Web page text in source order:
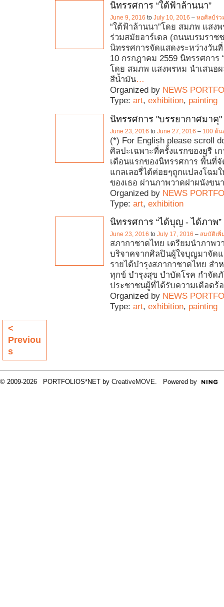
นิทรรศการ “ใต้ฟ้าล้านนา”
June 9, 2016 to July 10, 2016 – หอศิลป์ร่ว
“ใต้ฟ้าล้านนา”โดย สมภพ แส
ร่วมสมัยอาร์เดล (ถนนบรมราช
นิทรรศการจัดแสดงระหว่างวัน
10 กรกฎาคม 2559 นิทรรศการ
โดย สมภพ แสงพรหม นำเสนอ
สีน้ำมัน…
Organized by NEWS
Type: art, exhibition, painting
นิทรรศการ "บรรยากาศมาคุ"
June 23, 2016 to June 27, 2016 – 100 ต้น
(*) For English please scroll
ศิลปะเฉพาะที่ครั้งแรกของยุรี เ
เดือนแรกของนิทรรศการ พื้นที่
แกลเลอรี่ได้ค่อยๆถูกแปลงโฉม
ของเธอ ผ่านภาพวาดฝาผนังขน
Organized by NEWS
Type: art, exhibition
นิทรรศการ “ได้บุญ - ได้ภาพ”
June 23, 2016 to July 17, 2016 – สมบัติเพิ่
สภากาชาดไทย เตรียมนำภาพว
บริจาคจากศิลปินผู้ใจบุญมาจัดแ
รายได้บำรุงสภากาชาดไทย สำ
ทุกข์ บำรุงสุข บำบัดโรค กำจัด
ประชาชนผู้ที่ได้รับความเดือดร้
Organized by NEWS
Type: art, exhibition, painting
<
Previou
s
© 2009-2026 PORTFOLIOS*NET by CreativeMOVE . Powered by